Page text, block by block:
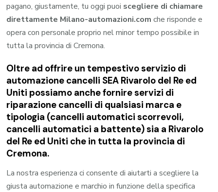
pagano, giustamente, tu oggi puoi scegliere di chiamare
direttamente Milano-automazioni.com che risponde e
opera con personale proprio nel minor tempo possibile in
tutta la provincia di Cremona.
Oltre ad offrire un tempestivo servizio di
automazione cancelli SEA Rivarolo del Re ed
Uniti possiamo anche fornire servizi di
riparazione cancelli di qualsiasi marca e
tipologia (cancelli automatici scorrevoli,
cancelli automatici a battente) sia a Rivarolo
del Re ed Uniti che in tutta la provincia di
Cremona.
La nostra esperienza ci consente di aiutarti a scegliere la
giusta automazione e marchio in funzione della specifica